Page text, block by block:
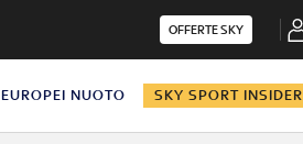
OFFERTE SKY
EUROPEI NUOTO SKY SPORT INSIDER